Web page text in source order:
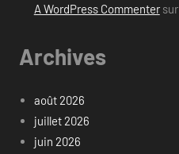
A WordPress Commentersur
Archives
août 2026
juillet 2026
juin 2026